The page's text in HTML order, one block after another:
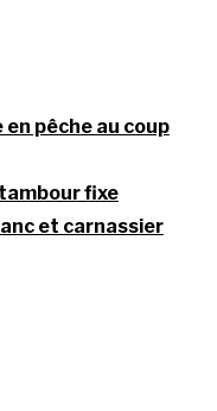
en pêche au coup
fixe
et carnassier